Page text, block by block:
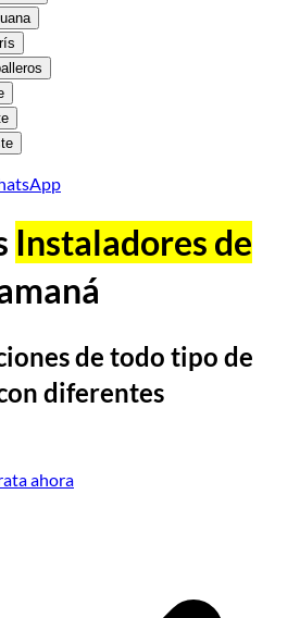
Instaladores de
de todo tipo de
diferentes
ahora